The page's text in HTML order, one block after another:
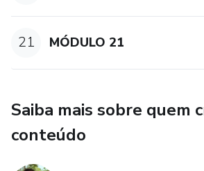
21 MÓDULO 21
Saiba mais sobre quem
conteúdo